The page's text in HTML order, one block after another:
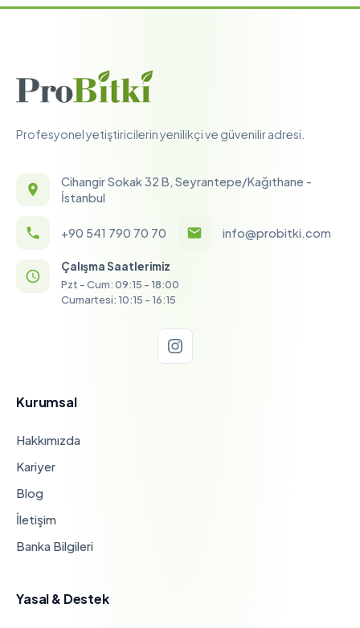
Profesyonel yetiştiricilerin yenilikçi ve güvenilir adresi.
Cihangir Sokak 32 B, Seyrantepe/Kağıthane -
İstanbul
+90 541 790 70 70 info@probitki.com
Çalışma Saatlerimiz
Pzt - Cum: 09:15 - 18:00
Cumartesi: 10:15 - 16:15
Kurumsal
Hakkımızda
Kariyer
Blog
İletişim
Banka Bilgileri
Yasal & Destek